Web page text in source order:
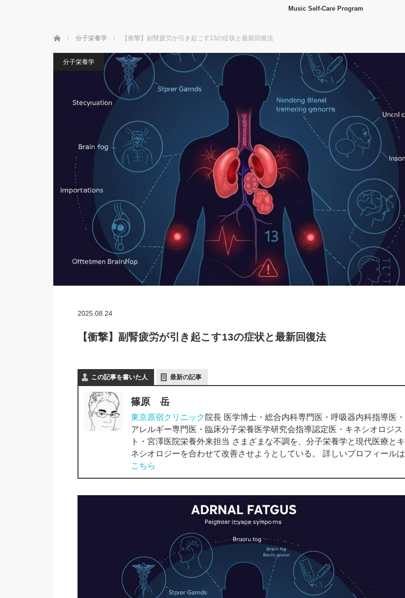
Music Self-Care Program
ホーム 分子栄養学 【衝撃】副腎疲労が引き起こす13の症状と最新回復法
分子栄養学
2025.08.24
【衝撃】副腎疲労が引き起こす13の症状と最新回復法
この記事を書いた人 最新の記事
篠原 岳
東京原宿クリニック 院長 医学博士・総合内科専門医・呼吸器内科指導医・
アレルギー専門医・臨床分子栄養医学研究会指導認定医・キネシオロジス
ト・宮澤医院栄養外来担当 さまざまな不調を、分子栄養学と現代医療とキ
ネシオロジーを合わせて改善させようとしている。 詳しいプロフィールは
こちら